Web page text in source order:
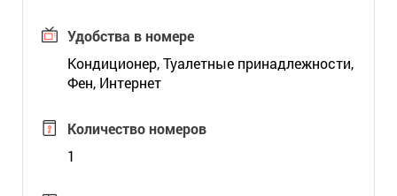
Удобства в номере
Кондиционер, Туалетные принадлежности,
Фен, Интернет
Количество номеров
1